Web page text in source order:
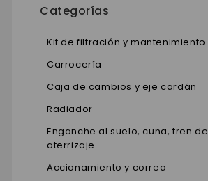
Categorías
Kit de filtración y mantenimiento
Carrocería
Caja de cambios y eje cardán
Radiador
Enganche al suelo, cuna, tren de
aterrizaje
Accionamiento y correa